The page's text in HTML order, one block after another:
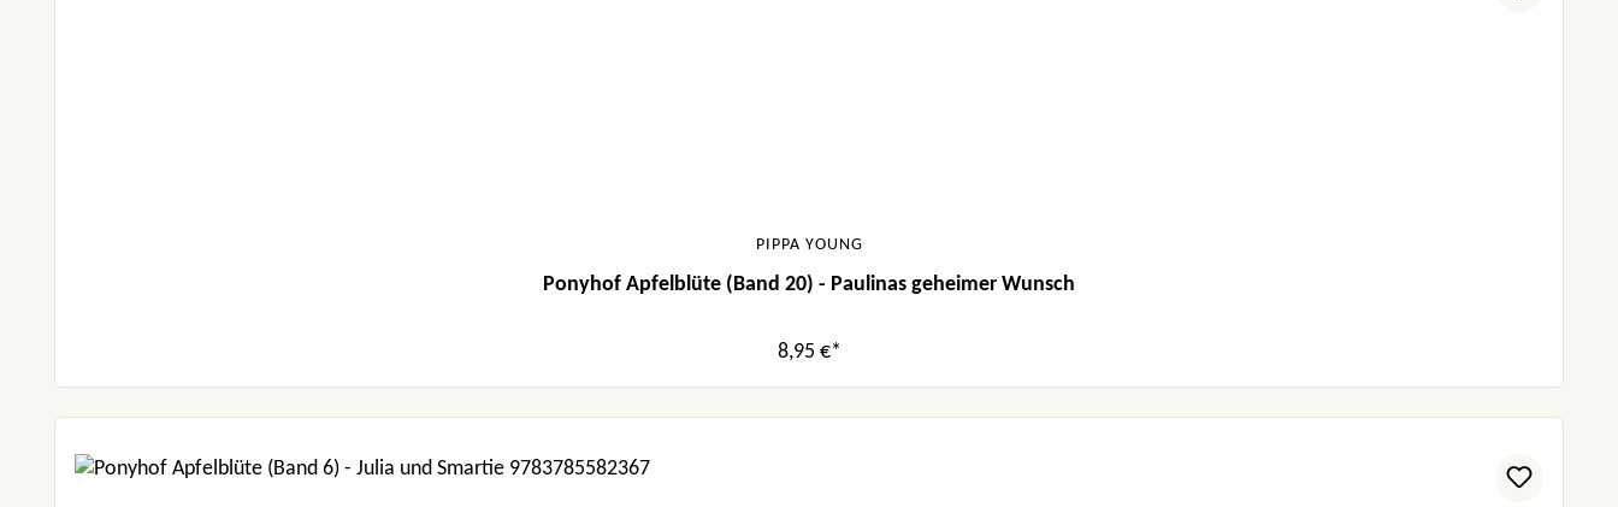
PIPPA YOUNG
Ponyhof Apfelblüte (Band 20) - Paulinas geheimer Wunsch
8,95 €*